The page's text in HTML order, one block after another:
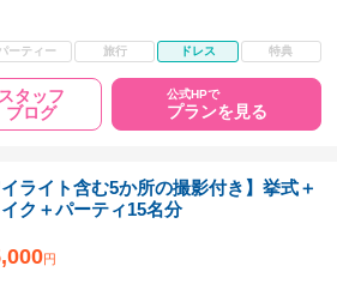
ーティー 旅行 ドレス 特典
スタッフ
ブログ
公式HPで
プランを見る
イライト含む5か所の撮影付き】挙式＋
ク＋パーティ15名分
円